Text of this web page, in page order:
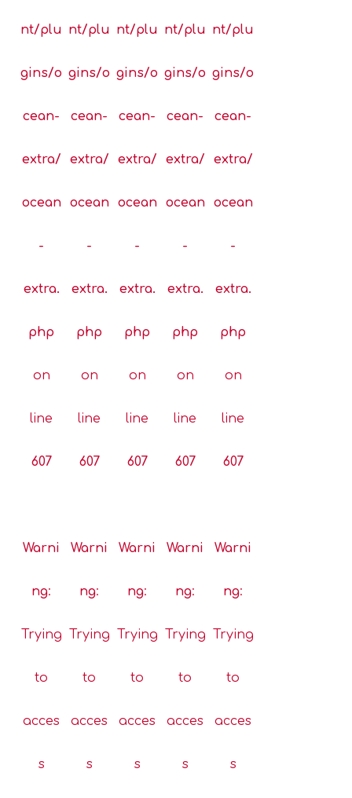
nt/plu
gins/o
cean-
extra/
ocean
-
extra.
php
on
line
607
Warni
ng:
Trying
to
acces
s
nt/plu
gins/o
cean-
extra/
ocean
-
extra.
php
on
line
607
Warni
ng:
Trying
to
acces
s
nt/plu
gins/o
cean-
extra/
ocean
-
extra.
php
on
line
607
Warni
ng:
Trying
to
acces
s
nt/plu
gins/o
cean-
extra/
ocean
-
extra.
php
on
line
607
Warni
ng:
Trying
to
acces
s
nt/plu
gins/o
cean-
extra/
ocean
-
extra.
php
on
line
607
Warni
ng:
Trying
to
acces
s